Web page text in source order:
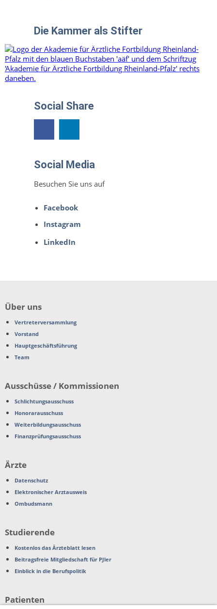
Die Kammer als Stifter
Social Share
Social Media
Besuchen Sie uns auf
Facebook
Instagram
LinkedIn
Über uns
Vertreterversammlung
Vorstand
Hauptgeschäftsführung
Team
Ausschüsse / Kommissionen
Schlichtungsausschuss
Honorarausschuss
Weiterbildungsausschuss
Finanzprüfungsausschuss
Ärzte
Datenschutz
Elektronischer Arztausweis
Ombudsmann
Studierende
Kostenlos das Ärzteblatt lesen
Beitragsfreie Mitgliedschaft für PJler
Einblick in die Berufspolitik
Patienten